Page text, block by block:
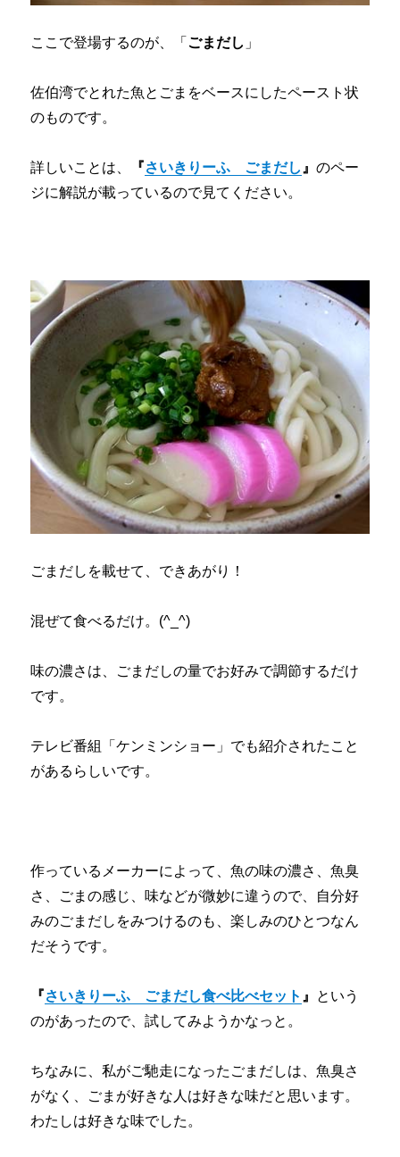
ここで登場するのが、「 ごまだし 」
佐伯湾でとれた魚とごまをベースにしたペースト状
のものです。
詳しいことは、 『さいきりーふ ごまだし 』のペー
ジに解説が載っているので見てください。
ごまだしを載せて、できあがり！
混ぜて食べるだけ。(^_^)
味の濃さは、ごまだしの量でお好みで調節するだけ
です。
テレビ番組「ケンミンショー」でも紹介されたこと
があるらしいです。
作っているメーカーによって、魚の味の濃さ、魚臭
さ、ごまの感じ、味などが微妙に違うので、自分好
みのごまだしをみつけるのも、楽しみのひとつなん
だそうです。
『さいきりーふ ごまだし食べ比べセット 』 という
のがあったので、試してみようかなっと。
ちなみに、私がご馳走になったごまだしは、魚臭さ
がなく、ごまが好きな人は好きな味だと思います。
わたしは好きな味でした。